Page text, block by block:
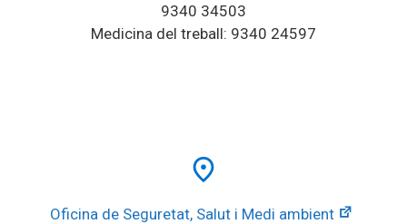
9340 34503
Medicina del treball: 9340 24597
place
Oficina de Seguretat, Salut i Medi ambient